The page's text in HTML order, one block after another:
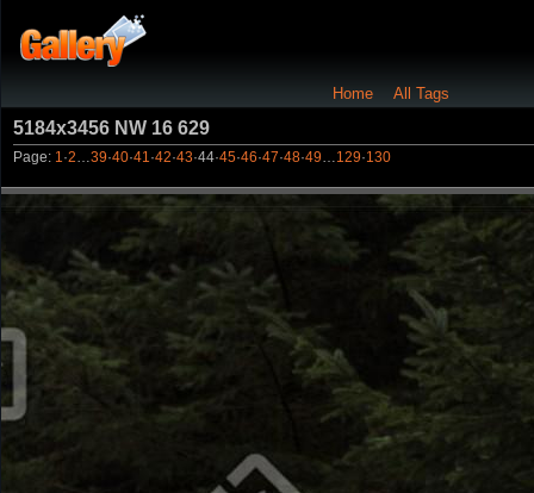
Home All Tags
5184x3456 NW 16 629
Page: 1 ·2 39·40·41 ·42·43·44·45·46·47·48·49 129·130